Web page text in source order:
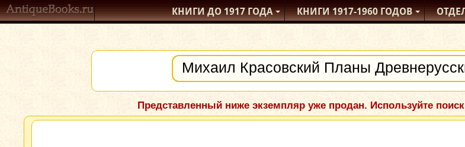
КНИГИ ДО 1917ГОДА КНИГИ1917-1960ГОДОВ
Представленный ниже экземпляр уже продан. Используйте